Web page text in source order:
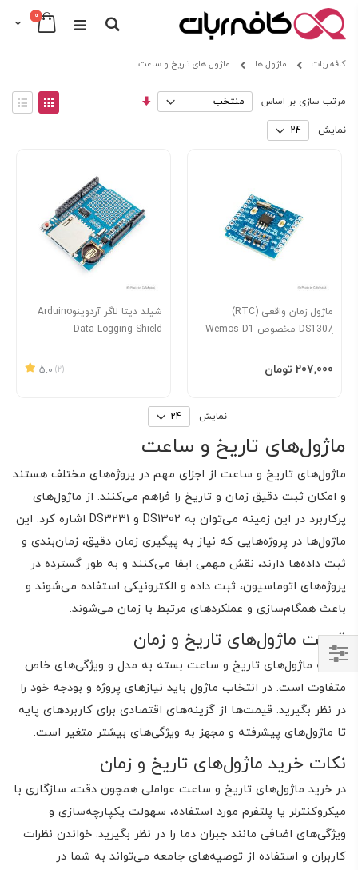
Cart0 عدد
Search
to
کافه ربات ماژول ها ماژول های تاریخ و ساعت
مرتب سازی بر اساس
مرتب
View
as
نمایش
ماژول زمان واقعی (RTC)
ِDS1307 مخصوص Wemos D1
‎207٬000 تومان
افزودن به سبد
شیلد دیتا لاگر آردوینوArduino
Data Logging Shield
5.0 (2)
نمایش
Shop
By
ماژول‌های تاریخ و ساعت
ماژول‌های تاریخ و ساعت از اجزای مهم در پروژه‌های مختلف هستند
و امکان ثبت دقیق زمان و تاریخ را فراهم می‌کنند. از ماژول‌های
پرکاربرد در این زمینه می‌توان به DS1302 و DS3231 اشاره کرد. این
ماژول‌ها در پروژه‌هایی که نیاز به پیگیری زمان دقیق، زمان‌بندی و
ثبت داده‌ها دارند، نقش مهمی ایفا می‌کنند و به طور گسترده در
پروژه‌های اتوماسیون، ثبت داده و الکترونیکی استفاده می‌شوند و
باعث همگام‌سازی و عملکردهای مرتبط با زمان می‌شوند.
قیمت ماژول‌های تاریخ و زمان
هزینه ماژول‌های تاریخ و ساعت بسته به مدل و ویژگی‌های خاص
متفاوت است. در انتخاب ماژول باید نیازهای پروژه و بودجه خود را
در نظر بگیرید. قیمت‌ها از گزینه‌های اقتصادی برای کاربردهای پایه
تا ماژول‌های پیشرفته و مجهز به ویژگی‌های بیشتر متغیر است.
نکات خرید ماژول‌های تاریخ و زمان
در خرید ماژول‌های تاریخ و ساعت عواملی همچون دقت، سازگاری با
میکروکنترلر یا پلتفرم مورد استفاده، سهولت یکپارچه‌سازی و
ویژگی‌های اضافی مانند جبران دما را در نظر بگیرید. خواندن نظرات
کاربران و استفاده از توصیه‌های جامعه می‌تواند به شما در